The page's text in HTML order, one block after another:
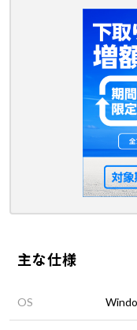
主な仕様
OS